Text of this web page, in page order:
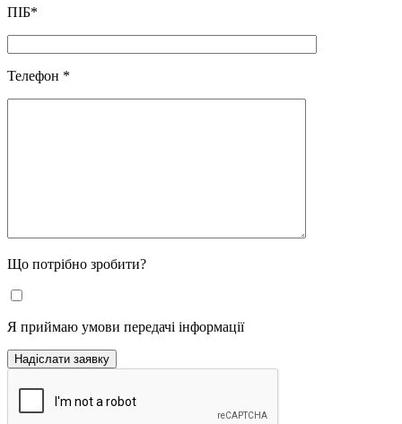
ПІБ*
Телефон *
Що потрібно зробити?
Я приймаю умови передачі інформації
Надіслати заявку